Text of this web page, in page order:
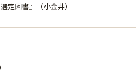
定図書』（小金井）